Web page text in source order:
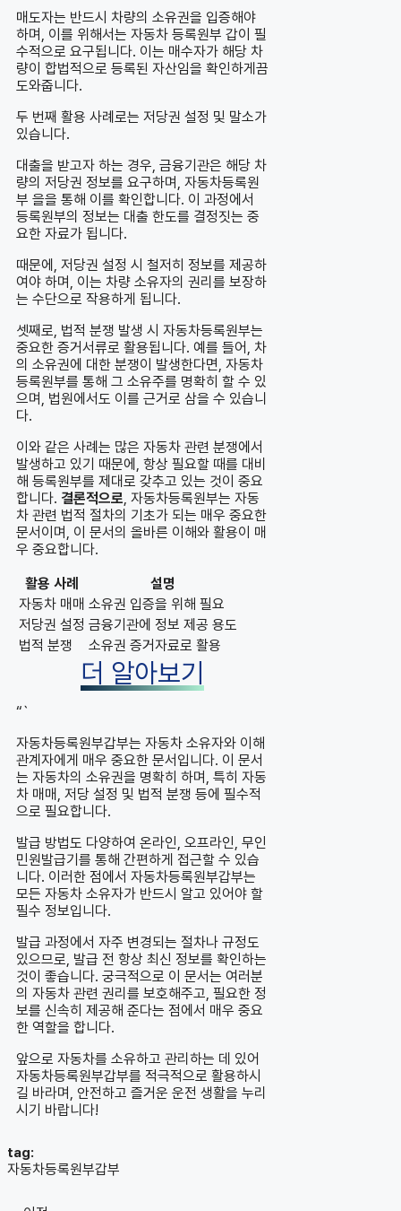
매도자는 반드시 차량의 소유권을 입증해야
하며, 이를 위해서는 자동차 등록원부 갑이 필
수적으로 요구됩니다. 이는 매수자가 해당 차
량이 합법적으로 등록된 자산임을 확인하게끔
도와줍니다.
두 번째 활용 사례로는 저당권 설정 및 말소가
있습니다.
대출을 받고자 하는 경우, 금융기관은 해당 차
량의 저당권 정보를 요구하며, 자동차등록원
부 을을 통해 이를 확인합니다. 이 과정에서
등록원부의 정보는 대출 한도를 결정짓는 중
요한 자료가 됩니다.
때문에, 저당권 설정 시 철저히 정보를 제공하
여야 하며, 이는 차량 소유자의 권리를 보장하
는 수단으로 작용하게 됩니다.
셋째로, 법적 분쟁 발생 시 자동차등록원부는
중요한 증거서류로 활용됩니다. 예를 들어, 차
의 소유권에 대한 분쟁이 발생한다면, 자동차
등록원부를 통해 그 소유주를 명확히 할 수 있
으며, 법원에서도 이를 근거로 삼을 수 있습니
다.
이와 같은 사례는 많은 자동차 관련 분쟁에서
발생하고 있기 때문에, 항상 필요할 때를 대비
해 등록원부를 제대로 갖추고 있는 것이 중요
합니다. 결론적으로, 자동차등록원부는 자동
차 관련 법적 절차의 기초가 되는 매우 중요한
문서이며, 이 문서의 올바른 이해와 활용이 매
우 중요합니다.
활용 사례
설명
자동차 매매 소유권 입증을 위해 필요
저당권 설정 금융기관에 정보 제공 용도
법적 분쟁
소유권 증거자료로 활용
더 알아보기
“`
자동차등록원부갑부는 자동차 소유자와 이해
관계자에게 매우 중요한 문서입니다. 이 문서
는 자동차의 소유권을 명확히 하며, 특히 자동
차 매매, 저당 설정 및 법적 분쟁 등에 필수적
으로 필요합니다.
발급 방법도 다양하여 온라인, 오프라인, 무인
민원발급기를 통해 간편하게 접근할 수 있습
니다. 이러한 점에서 자동차등록원부갑부는
모든 자동차 소유자가 반드시 알고 있어야 할
필수 정보입니다.
발급 과정에서 자주 변경되는 절차나 규정도
있으므로, 발급 전 항상 최신 정보를 확인하는
것이 좋습니다. 궁극적으로 이 문서는 여러분
의 자동차 관련 권리를 보호해주고, 필요한 정
보를 신속히 제공해 준다는 점에서 매우 중요
한 역할을 합니다.
앞으로 자동차를 소유하고 관리하는 데 있어
자동차등록원부갑부를 적극적으로 활용하시
길 바라며, 안전하고 즐거운 운전 생활을 누리
시기 바랍니다!
tag:
자동차등록원부갑부